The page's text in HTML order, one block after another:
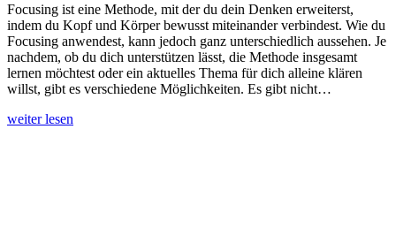
Focusing ist eine Methode, mit der du dein Denken erweiterst,
indem du Kopf und Körper bewusst miteinander verbindest. Wie du
Focusing anwendest, kann jedoch ganz unterschiedlich aussehen. Je
nachdem, ob du dich unterstützen lässt, die Methode insgesamt
lernen möchtest oder ein aktuelles Thema für dich alleine klären
willst, gibt es verschiedene Möglichkeiten. Es gibt nicht…
weiter lesen